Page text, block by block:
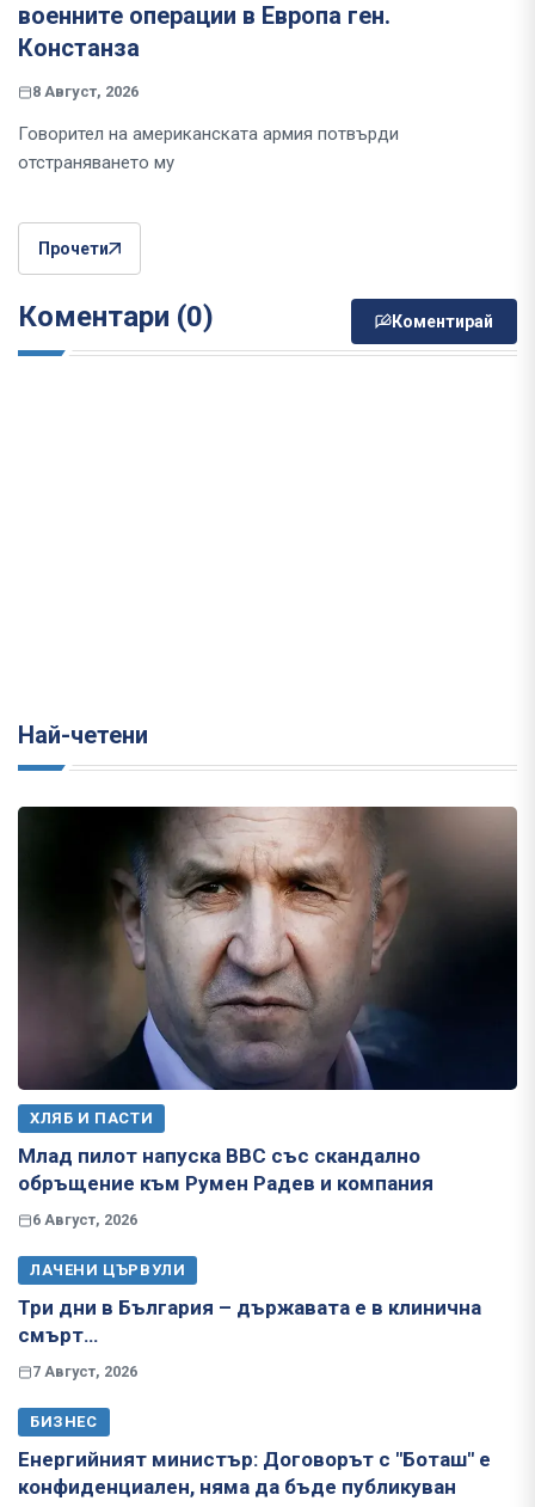
военните операции в Европа ген.
Констанза
8 Август, 2026
Говорител на американската армия потвърди
отстраняването му
Прочети
Коментари (0) Коментирай
Най-четени
ХЛЯБ И ПАСТИ
Млад пилот напуска ВВС със скандално
обръщение към Румен Радев и компания
6 Август, 2026
ЛАЧЕНИ ЦЪРВУЛИ
Три дни в България – държавата е в клинична
смърт…
7 Август, 2026
БИЗНЕС
Енергийният министър: Договорът с "Боташ" е
конфиденциален, няма да бъде публикуван